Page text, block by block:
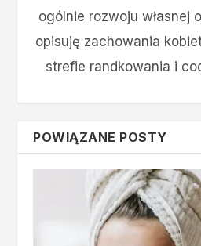
ogólnie rozwoju własnej
opisuję zachowania
strefie randkowania i
POWIĄZANE POSTY